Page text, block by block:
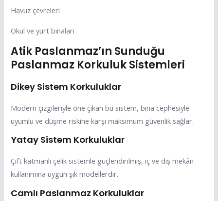
Havuz çevreleri
Okul ve yurt binaları
Atik Paslanmaz’ın Sunduğu
Paslanmaz Korkuluk Sistemleri
Dikey Sistem Korkuluklar
Modern çizgileriyle öne çıkan bu sistem, bina cephesiyle
uyumlu ve düşme riskine karşı maksimum güvenlik sağlar.
Yatay Sistem Korkuluklar
Çift katmanlı çelik sistemle güçlendirilmiş, iç ve dış mekân
kullanımına uygun şık modellerdir.
Camlı Paslanmaz Korkuluklar